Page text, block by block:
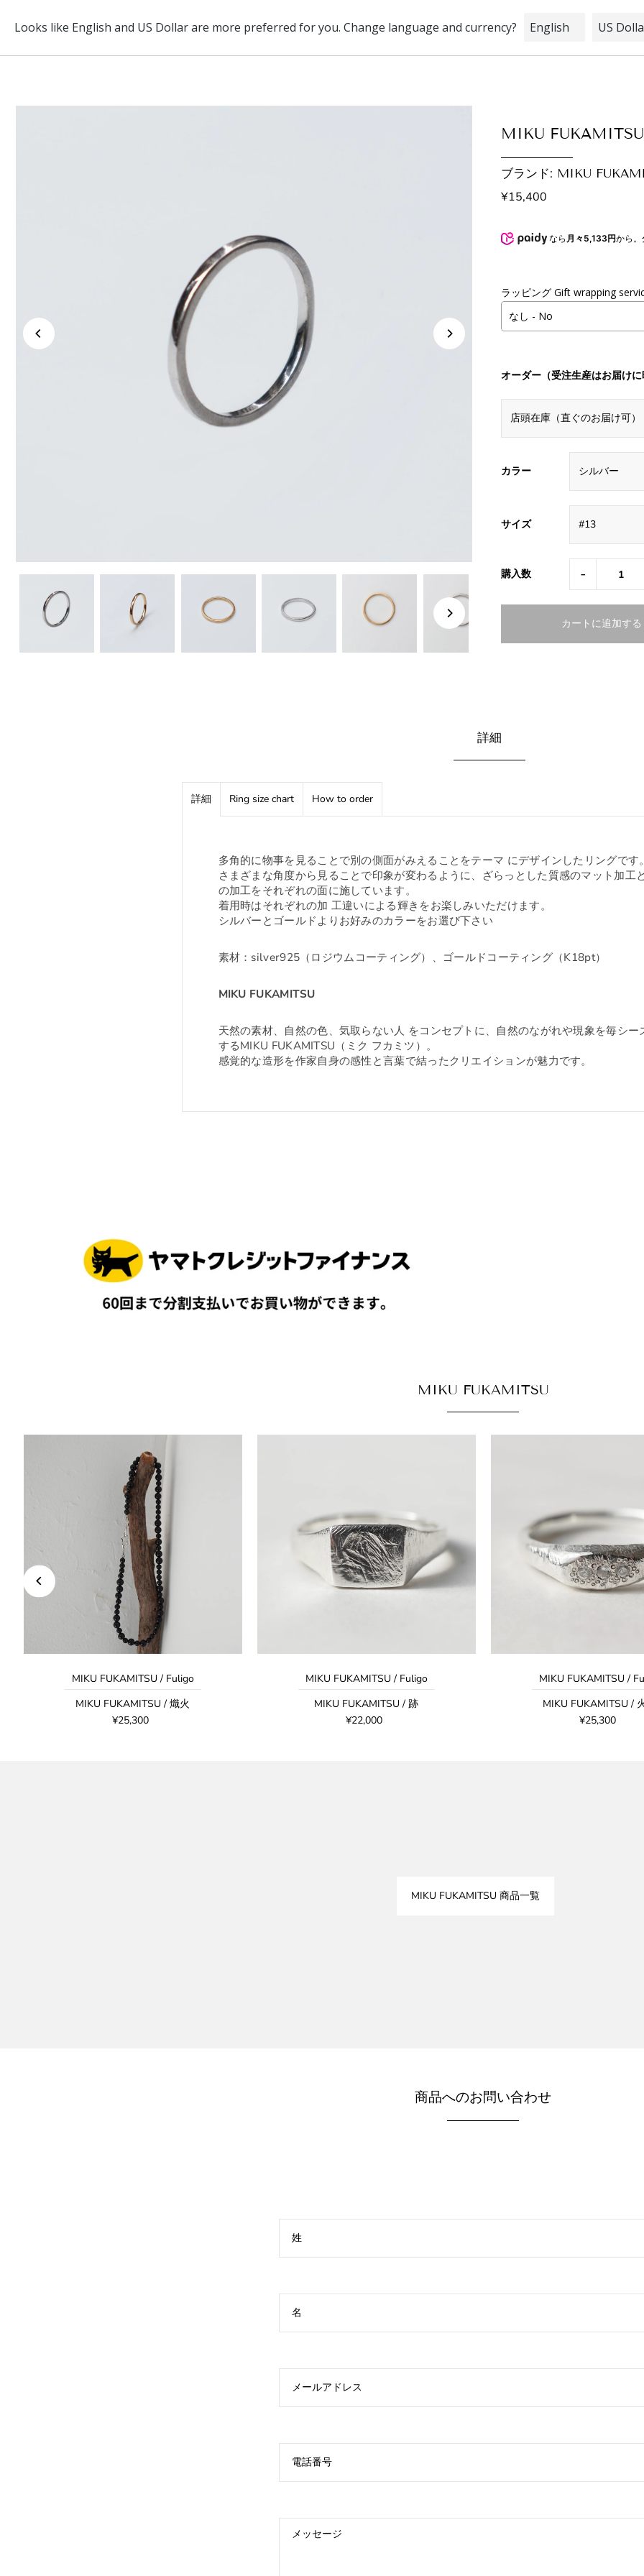
BRAND INFORMATION
MIKU
ブランド: MIKU
¥15,400
なら 月々5,133円から。
ラッピング Gift wrapping
オーダー（受注生産はお届けに
カラー
サイズ
購入数 -
詳細
詳細 Ring size chart How to order
多角的に物事を見ることで別の側面がみえることをテーマ にデザインしたリングです。
さまざまな角度から見ることで印象が変わるように、ざらっとした質感のマット加工
の加工をそれぞれの面に施しています。
着用時はそれぞれの加 工違いによる輝きをお楽しみいただけます。
シルバーとゴールドよりお好みのカラーをお選び下さい
素材：silver925（ロジウムコーティング）、 ゴールドコーティング（K18pt）
MIKU FUKAMITSU
天然の素材、自然の色、気取らない人 をコンセプトに、 自然のながれや現象を毎シ
するMIKU FUKAMITSU（ミク フカミツ）。
感覚的な造形を作家自身の感性と言葉で結ったクリエイションが魅力です。
MIKU FUKAMITSU
MIKU FUKAMITSU / Fuligo
MIKU FUKAMITSU / 熾火
¥25,300
MIKU FUKAMITSU / Fuligo
MIKU FUKAMITSU / 跡
¥22,000
MIKU FUKAMITSU /
MIKU FUKAMITSU /
¥25,300
MIKU FUKAMITSU 商品一覧
商品へのお問い合わせ